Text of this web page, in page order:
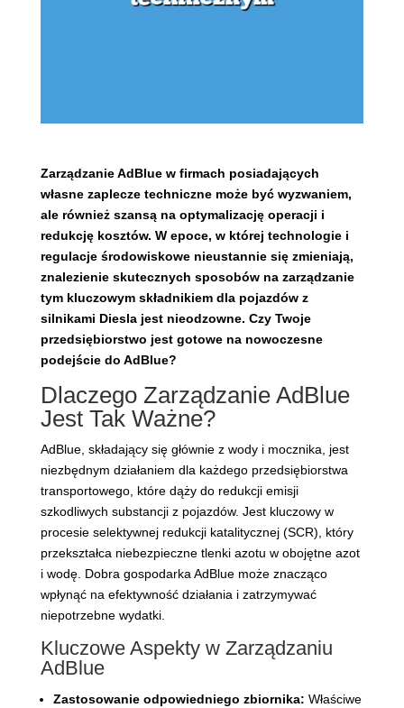
Zarządzanie AdBlue w firmach posiadających
własne zaplecze techniczne może być wyzwaniem,
ale również szansą na optymalizację operacji i
redukcję kosztów. W epoce, w której technologie i
regulacje środowiskowe nieustannie się zmieniają,
znalezienie skutecznych sposobów na zarządzanie
tym kluczowym składnikiem dla pojazdów z
silnikami Diesla jest nieodzowne. Czy Twoje
przedsiębiorstwo jest gotowe na nowoczesne
podejście do AdBlue?
Dlaczego Zarządzanie AdBlue
Jest Tak Ważne?
AdBlue, składający się głównie z wody i mocznika, jest
niezbędnym działaniem dla każdego przedsiębiorstwa
transportowego, które dąży do redukcji emisji
szkodliwych substancji z pojazdów. Jest kluczowy w
procesie selektywnej redukcji katalitycznej (SCR), który
przekształca niebezpieczne tlenki azotu w obojętne azot
i wodę. Dobra gospodarka AdBlue może znacząco
wpłynąć na efektywność działania i zatrzymywać
niepotrzebne wydatki.
Kluczowe Aspekty w Zarządzaniu
AdBlue
Zastosowanie odpowiedniego zbiornika: Właściwe